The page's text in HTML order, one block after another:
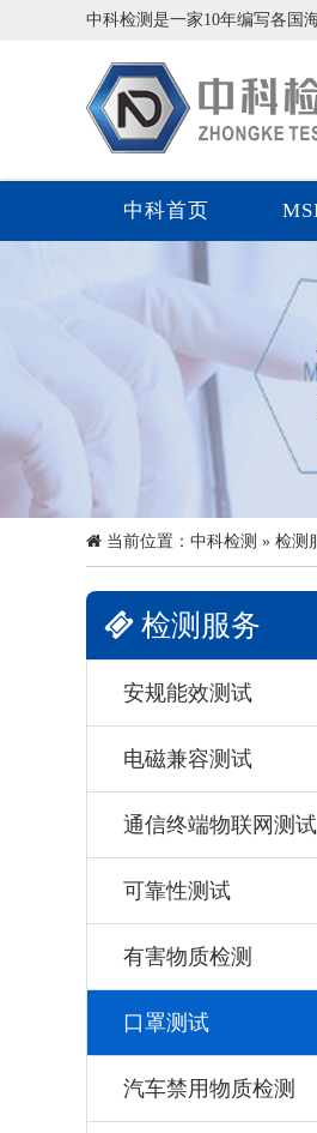
中科检测是一家10年编写各国
中科首页
当前位置： 中科检测 » 检测
检测服务
安规能效测试
电磁兼容测试
通信终端物联网测试
可靠性测试
有害物质检测
口罩测试
汽车禁用物质检测